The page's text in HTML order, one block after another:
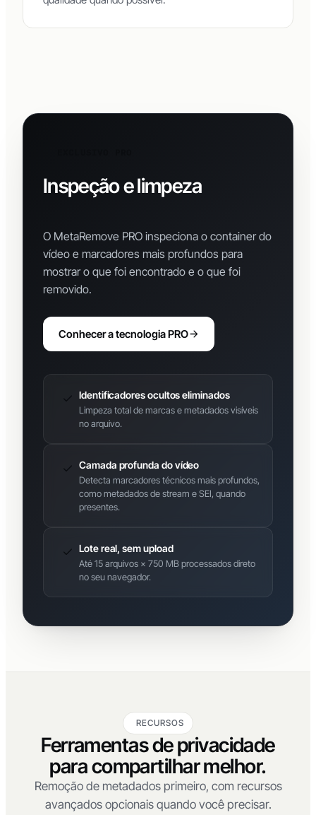
mais segurança. O MetaRemove preserva a
qualidade quando possível.
EXCLUSIVO PRO
avançada de metadados
O MetaRemove PRO inspeciona o container do
vídeo e marcadores mais profundos para
mostrar o que foi encontrado e o que foi
removido.
Identificadores ocultos eliminados
Camada profunda do vídeo
Detecta marcadores técnicos mais profundos,
Lote real, sem upload
RECURSOS
Ferramentas de privacidade
para compartilhar melhor.
Remoção de metadados primeiro, com recursos